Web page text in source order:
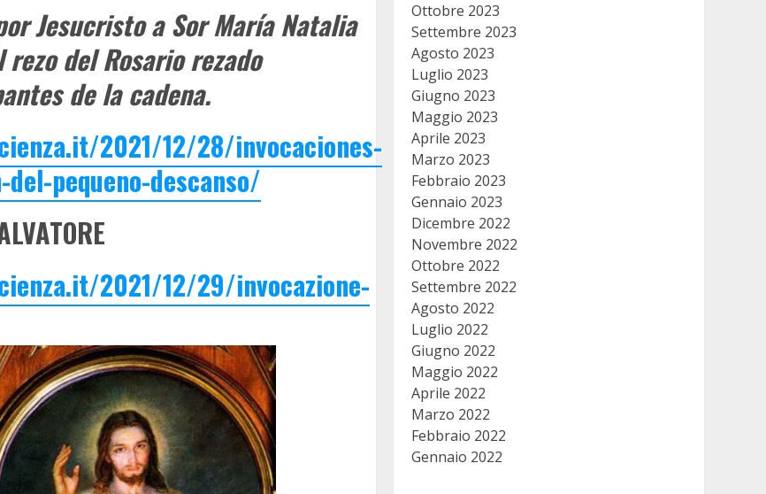
Jesucristo a Sor María Natalia
del Rosario rezado
de la cadena.
2021/12/28/invocaciones-
pequeno-descanso/
2021/12/29/invocazione-
Ottobre 2023
Settembre 2023
Agosto 2023
Luglio 2023
Giugno 2023
Maggio 2023
Aprile 2023
Marzo 2023
Febbraio 2023
Gennaio 2023
Dicembre 2022
Novembre 2022
Ottobre 2022
Settembre 2022
Agosto 2022
Luglio 2022
Giugno 2022
Maggio 2022
Aprile 2022
Marzo 2022
Febbraio 2022
Gennaio 2022